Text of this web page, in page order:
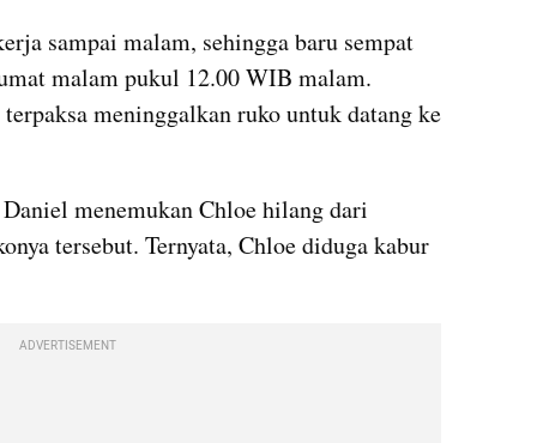
sampai malam, sehingga baru sempat
malam pukul 12.00 WIB malam.
meninggalkan ruko untuk datang ke
menemukan Chloe hilang dari
tersebut. Ternyata, Chloe diduga kabur
ADVERTISEMENT